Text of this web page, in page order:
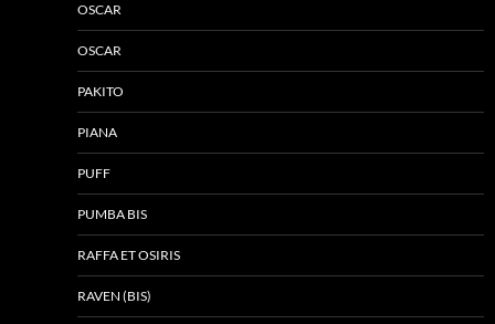
OSCAR
OSCAR
PAKITO
PIANA
PUFF
PUMBA BIS
RAFFA ET OSIRIS
RAVEN (BIS)